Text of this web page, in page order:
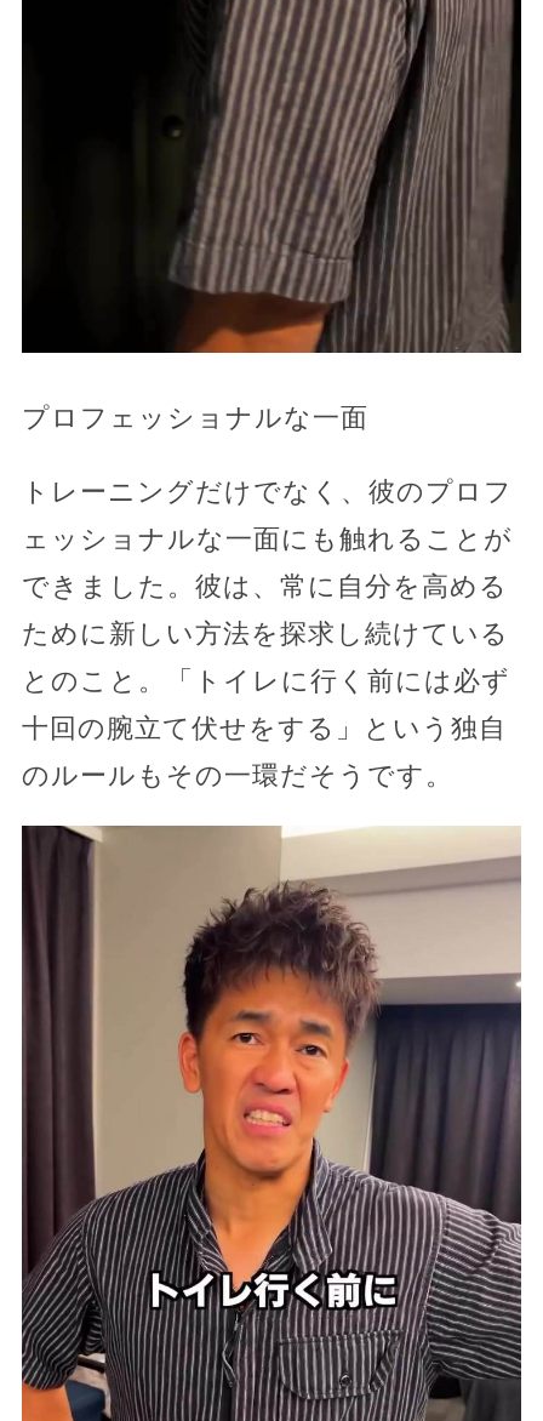
プロフェッショナルな一面
トレーニングだけでなく、彼のプロフ
ェッショナルな一面にも触れることが
できました。彼は、常に自分を高める
ために新しい方法を探求し続けている
とのこと。「トイレに行く前には必ず
十回の腕立て伏せをする」という独自
のルールもその一環だそうです。